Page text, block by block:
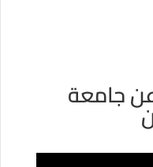
جامعة